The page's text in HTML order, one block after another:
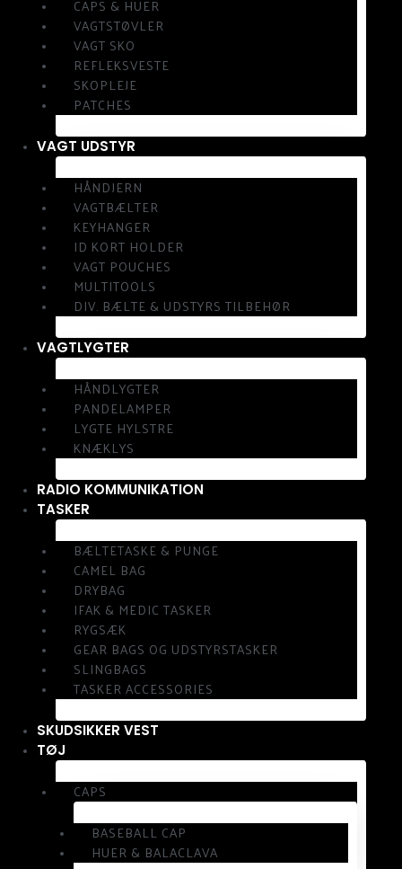
CAPS & HUER
VAGTSTØVLER
VAGT SKO
REFLEKSVESTE
SKOPLEJE
PATCHES
VAGT UDSTYR
HÅNDJERN
VAGTBÆLTER
KEYHANGER
ID KORT HOLDER
VAGT POUCHES
MULTITOOLS
DIV. BÆLTE & UDSTYRS TILBEHØR
VAGTLYGTER
HÅNDLYGTER
PANDELAMPER
LYGTE HYLSTRE
KNÆKLYS
RADIO KOMMUNIKATION
TASKER
BÆLTETASKE & PUNGE
CAMEL BAG
DRYBAG
IFAK & MEDIC TASKER
RYGSÆK
GEAR BAGS OG UDSTYRSTASKER
SLINGBAGS
TASKER ACCESSORIES
SKUDSIKKER VEST
TØJ
CAPS
BASEBALL CAP
HUER & BALACLAVA